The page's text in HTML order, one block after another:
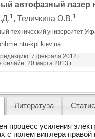
автофазный лазер
1, Теличкина О.В.1
технический университет
kpi.kiev.ua
7 февраля 2012 г.
онлайн: 20 марта 2013 г.
Литература
процесс усиления
с полем вигглера